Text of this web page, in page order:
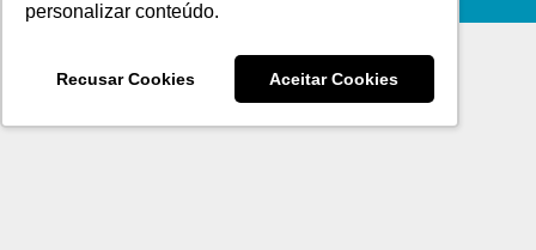
personalizar conteúdo.
Recusar Cookies Aceitar Cookies